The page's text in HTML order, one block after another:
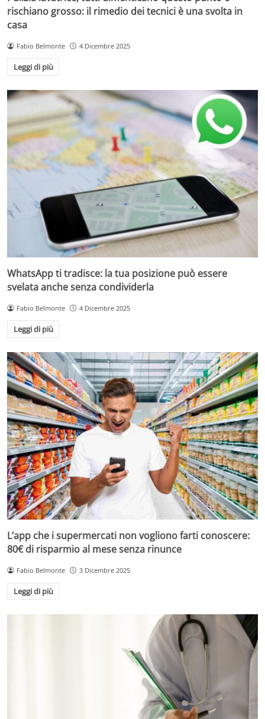
rischiano grosso: il rimedio dei tecnici è una svolta in
casa
Fabio Belmonte 4 Dicembre 2025
Leggi di più
WhatsApp ti tradisce: la tua posizione può essere
svelata anche senza condividerla
Fabio Belmonte 4 Dicembre 2025
Leggi di più
L’app che i supermercati non vogliono farti conoscere:
80€ di risparmio al mese senza rinunce
Fabio Belmonte 3 Dicembre 2025
Leggi di più